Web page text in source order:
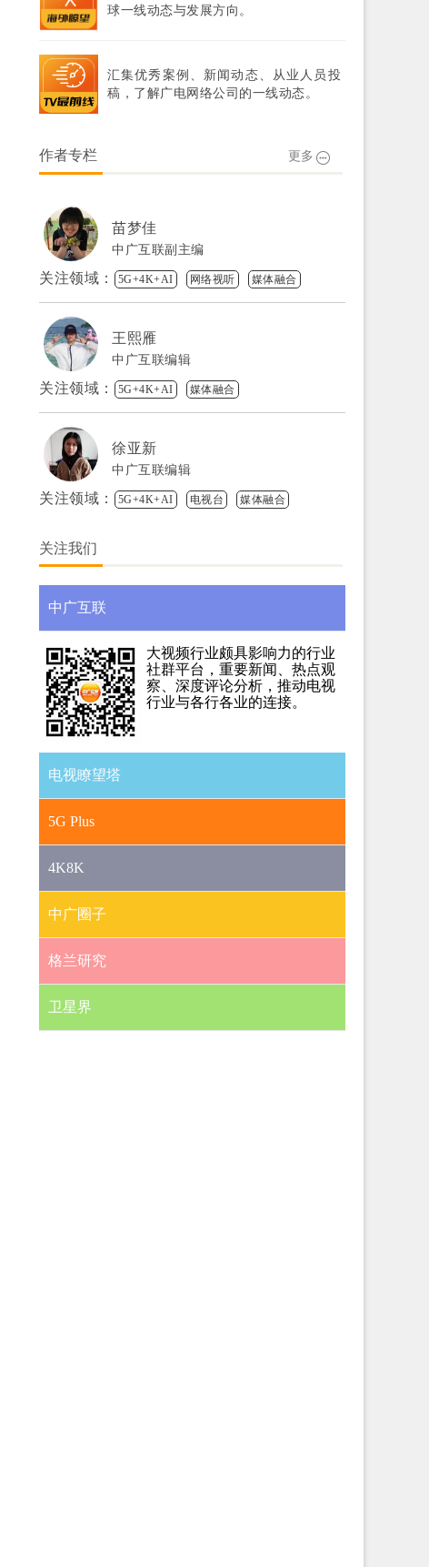
球一线动态与发展方向。
汇集优秀案例、新闻动态、从业人员投
稿，了解广电网络公司的一线动态。
作者专栏 更多
苗梦佳
中广互联副主编
关注领域： 5G+4K+AI 网络视听 媒体融合
王熙雁
中广互联编辑
关注领域： 5G+4K+AI 媒体融合
徐亚新
中广互联编辑
关注领域： 5G+4K+AI 电视台 媒体融合
关注我们
中广互联
大视频行业颇具影响力的行业
社群平台，重要新闻、热点观
察、深度评论分析，推动电视
行业与各行各业的连接。
电视瞭望塔
5G Plus
4K8K
中广圈子
格兰研究
卫星界